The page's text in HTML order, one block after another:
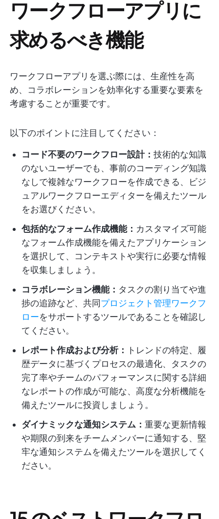
ワークフローアプリに
求めるべき機能
ワークフローアプリを選ぶ際には、生産性を高
め、コラボレーションを効率化する重要な要素を
考慮することが重要です。
以下のポイントに注目してください：
コード不要のワークフロー設計： 技術的な知識
のないユーザーでも、事前のコーディング知識
なしで複雑なワークフローを作成できる、ビジ
ュアルワークフローエディターを備えたツール
をお選びください。
包括的なフォーム作成機能： カスタマイズ可能
なフォーム作成機能を備えたアプリケーション
を選択して、コンテキストや実行に必要な情報
を収集しましょう。
コラボレーション機能： タスクの割り当てや進
捗の追跡など、共同プロジェクト管理ワークフ
ローをサポートするツールであることを確認し
てください。
レポート作成および分析：
トレンドの特定、履
歴データに基づくプロセスの最適化、タスクの
完了率やチームのパフォーマンスに関する詳細
なレポートの作成が可能な、高度な分析機能を
備えたツールに投資しましょう。
ダイナミックな通知システム： 重要な更新情報
や期限の到来をチームメンバーに通知する、堅
牢な通知システムを備えたツールを選択してく
ださい。